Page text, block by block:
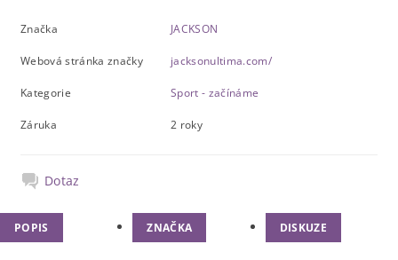
Značka JACKSON
Webová stránka značky jacksonultima.com/
Kategorie Sport - začínáme
Záruka 2 roky
Dotaz
POPIS ZNAČKA DISKUZE